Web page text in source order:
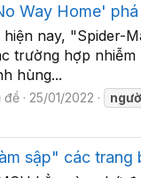
Way Home'
nay, "Spider-
trường hợp
hùng...
đề 25/01/2022
sập" các trang